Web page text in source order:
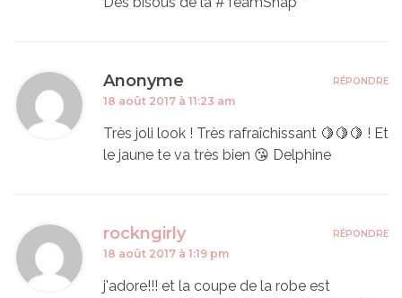
Anonyme
18 août 2017 à 11:23 am
Très joli look ! Très rafraîchissant 🍋🍋🍋 ! Et
le jaune te va très bien 😘 Delphine
RÉPONDRE
rockngirly
18 août 2017 à 1:19 pm
j'adore!!! et la coupe de la robe est
RÉPONDRE